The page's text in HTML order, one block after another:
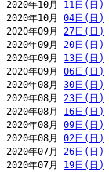
2020年10月 11日(日)
2020年10月 04日(日)
2020年09月 27日(日)
2020年09月 20日(日)
2020年09月 13日(日)
2020年09月 06日(日)
2020年08月 30日(日)
2020年08月 23日(日)
2020年08月 16日(日)
2020年08月 09日(日)
2020年08月 02日(日)
2020年07月 26日(日)
2020年07月 19日(日)